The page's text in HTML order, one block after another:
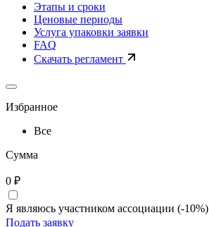
Этапы и сроки
Ценовые периоды
Услуга упаковки заявки
FAQ
Скачать регламент
Избранное
Все
Сумма
0 ₽
Я являюсь участником ассоциации (-10%)
Подать заявку